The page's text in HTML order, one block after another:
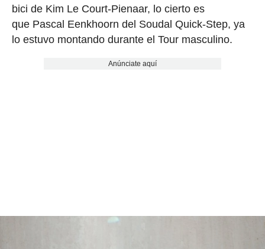
bici de Kim Le Court-Pienaar, lo cierto es
que Pascal Eenkhoorn del Soudal Quick-Step, ya
lo estuvo montando durante el Tour masculino.
Anúnciate aquí